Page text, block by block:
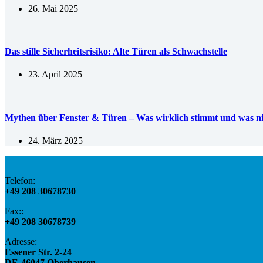
26. Mai 2025
Das stille Sicherheitsrisiko: Alte Türen als Schwachstelle
23. April 2025
Mythen über Fenster & Türen – Was wirklich stimmt und was
24. März 2025
Telefon:
+49 208 30678730
Fax::
+49 208 30678739
Adresse:
​Essener Str. 2-24